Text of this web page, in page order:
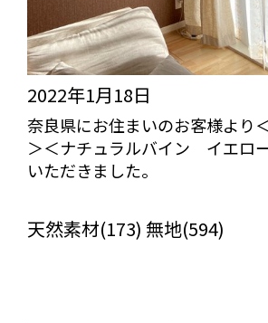
2022年1月18日
奈良県にお住まいのお客様より
＞＜ナチュラルバイン イエロ
いただきました。
天然素材(173) 無地(594)